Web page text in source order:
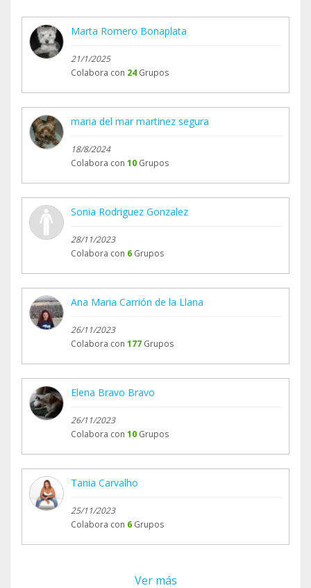
set=a.10206803565041488.1073742055.164664144
7&type=3
set=a.10206826403132426.1073742056.164664144
7&type=3
Marta Romero Bonaplata
21/1/2025
Colabora con 24 Grupos
maria del mar martinez segura
18/8/2024
Colabora con 10 Grupos
Sonia Rodriguez Gonzalez
28/11/2023
Colabora con 6 Grupos
Ana Maria Carrión de la Llana
26/11/2023
Colabora con 177 Grupos
Elena Bravo Bravo
26/11/2023
Colabora con 10 Grupos
Tania Carvalho
25/11/2023
Colabora con 6 Grupos
Ver más